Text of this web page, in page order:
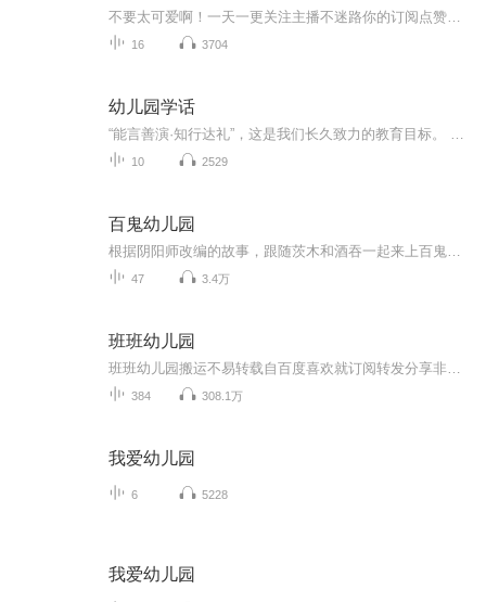
16 3704
幼儿园学话
10 2529
百鬼幼儿园
47 3.4万
班班幼儿园
384 308.1万
我爱幼儿园
6 5228
我爱幼儿园